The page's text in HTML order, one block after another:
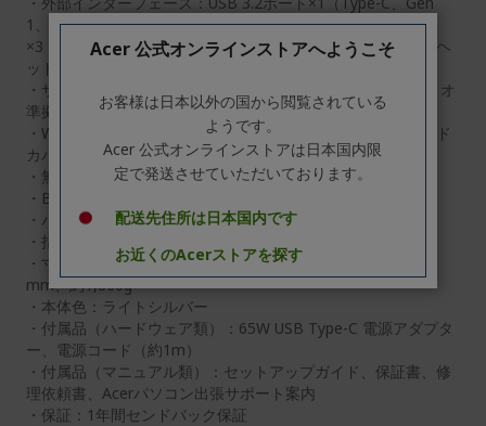
1、最大5Gbps、PD/映像出力対応）、USB 3.2ポート
×3（Type-A、Gen 1、最大5Gbps）、HDMI出力ポート×1、ヘ
ッドセット/スピーカー・ジャック x 1
・サウンド機能：インテル ハイ・デフィニション・オーディオ
準拠
・Webカメラ：フルHD Webカメラ（約200万画素）/スライド
カバー付
・無線LAN：IEEE802.11 a/b/g/n/ac/ax準拠（Wi-Fi 6対応）
・Bluetooth：Bluetooth 5.2準拠
・バッテリー駆動時間：約10時間
・指紋認証：非搭載
・寸法・質量：約19.75（H）×358.00（W）×255.94（D）
mm、約1,860g
・本体色：ライトシルバー
・付属品（ハードウェア類）：65W USB Type-C 電源アダプタ
ー、電源コード（約1m）
・付属品（マニュアル類）：セットアップガイド、保証書、修
理依頼書、Acerパソコン出張サポート案内
・保証：1年間センドバック保証
Acer 公式オンラインストアへようこそ
お客様は日本以外の国から閲覧されている
ようです。
Acer 公式オンラインストアは日本国内限
定で発送させていただいております。
配送先住所は日本国内です
お近くのAcerストアを探す